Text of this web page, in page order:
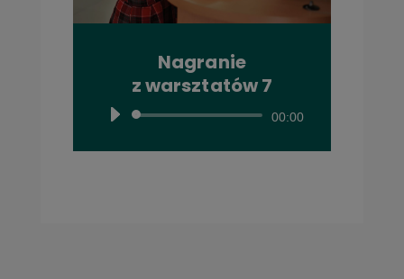
Nagranie
z warsztatów 7
Odtwarzacz00:00